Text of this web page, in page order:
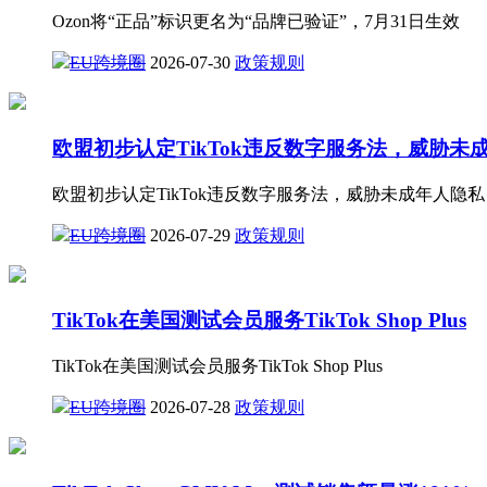
Ozon将“正品”标识更名为“品牌已验证”，7月31日生效
EU跨境圈 2026-07-30 政策规则
欧盟初步认定TikTok违反数字服务法，威胁未
欧盟初步认定TikTok违反数字服务法，威胁未成年人隐私
EU跨境圈 2026-07-29 政策规则
TikTok在美国测试会员服务TikTok Shop Plus
TikTok在美国测试会员服务TikTok Shop Plus
EU跨境圈 2026-07-28 政策规则